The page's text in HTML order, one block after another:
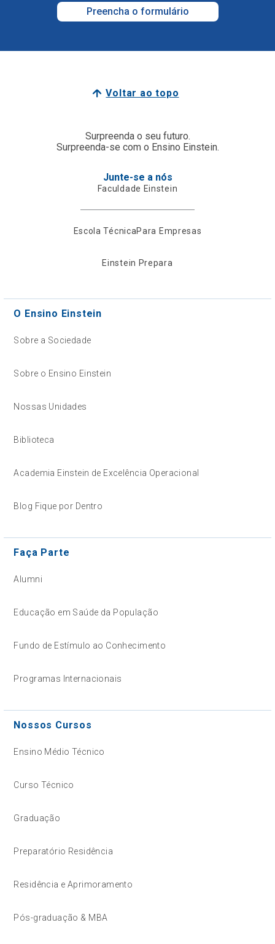
Preencha o formulário
Voltar ao topo
Surpreenda o seu futuro.
Surpreenda-se com o Ensino Einstein.
Junte-se a nós
Faculdade Einstein
Escola TécnicaPara Empresas
Einstein Prepara
O Ensino Einstein
Sobre a Sociedade
Sobre o Ensino Einstein
Nossas Unidades
Biblioteca
Academia Einstein de Excelência Operacional
Blog Fique por Dentro
Faça Parte
Alumni
Educação em Saúde da População
Fundo de Estímulo ao Conhecimento
Programas Internacionais
Nossos Cursos
Ensino Médio Técnico
Curso Técnico
Graduação
Preparatório Residência
Residência e Aprimoramento
Pós-graduação & MBA